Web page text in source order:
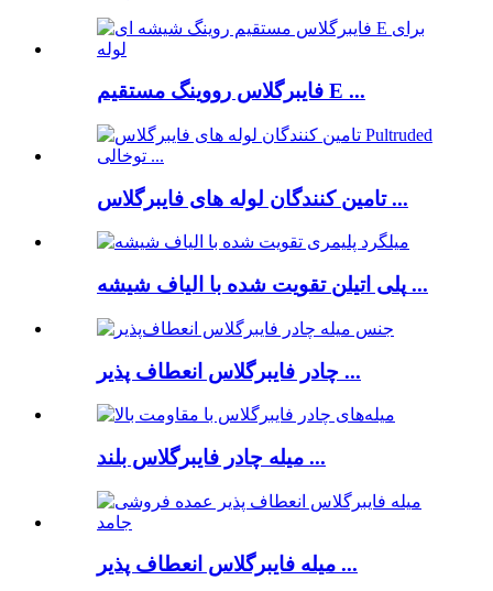
فایبرگلاس رووینگ مستقیم E ...
تامین کنندگان لوله های فایبرگلاس ...
پلی اتیلن تقویت شده با الیاف شیشه ...
چادر فایبرگلاس انعطاف پذیر ...
میله چادر فایبرگلاس بلند ...
میله فایبرگلاس انعطاف پذیر ...